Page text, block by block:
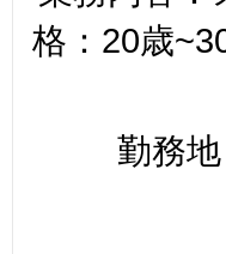
格：20歳
勤務